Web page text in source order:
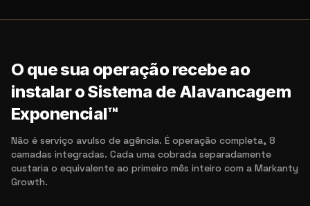
O que sua operação recebe ao
instalar o Sistema de Alavancagem
Exponencial™
Não é serviço avulso de agência. É operação completa, 8
camadas integradas. Cada uma cobrada separadamente
custaria o equivalente ao primeiro mês inteiro com a Markanty
Growth.